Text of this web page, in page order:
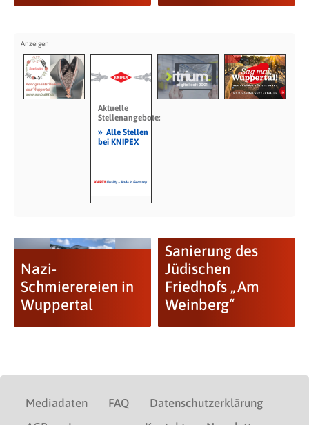
Aktuelle
Stellenangebote:
» Alle Stellen
bei KNIPEX
Nazi-
Schmierereien in
Wuppertal
Sanierung des
Jüdischen
Friedhofs „Am
Weinberg“
Mediadaten FAQ
Datenschutzerklärung